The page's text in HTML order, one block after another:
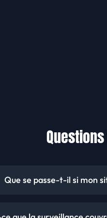
Que se passe-t-il si mon